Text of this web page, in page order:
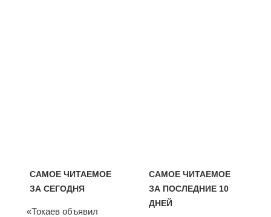
САМОЕ ЧИТАЕМОЕ
ЗА СЕГОДНЯ
«Токаев объявил
САМОЕ ЧИТАЕМОЕ
ЗА ПОСЛЕДНИЕ 10
ДНЕЙ